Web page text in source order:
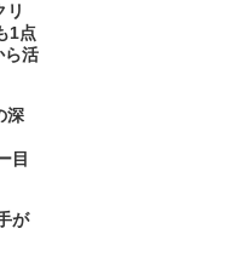
リ
1点
ら活
深
目
が